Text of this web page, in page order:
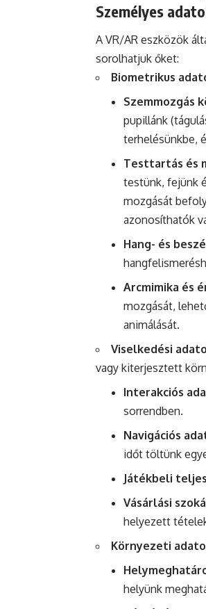
Személyes
A VR/AR eszközök
sorolhatjuk őket:
Biometrikus
Szemmozgás
pupillánk
terhelésünkbe,
Testtartás és
testünk, fejünk
mozgását
azonosíthatók
Hang- és
Arcmimika és
mozgását,
animálását.
Viselkedési
vagy kiterjesztett
Interakciós
sorrendben.
Navigációs
időt töltünk
Játékbeli
Vásárlási
helyezett
Környezeti
helyünk